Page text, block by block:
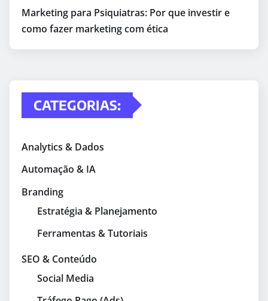
Marketing para Psiquiatras: Por que investir e
como fazer marketing com ética
CATEGORIAS:
Analytics & Dados
Automação & IA
Branding
Estratégia & Planejamento
Ferramentas & Tutoriais
SEO & Conteúdo
Social Media